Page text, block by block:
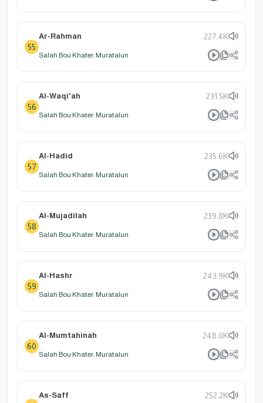
55
Ar-Rahman 227.4K
Salah Bou Khater: Muratalun
56
Al-Waqi'ah 231.5K
Salah Bou Khater: Muratalun
57
Al-Hadid 235.6K
Salah Bou Khater: Muratalun
58
Al-Mujadilah 239.8K
Salah Bou Khater: Muratalun
59
Al-Hashr 243.9K
Salah Bou Khater: Muratalun
60
Al-Mumtahinah 248.0K
Salah Bou Khater: Muratalun
As-Saff 252.2K